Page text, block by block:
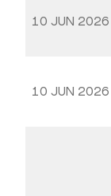
10 JUN 2026
10 JUN 2026